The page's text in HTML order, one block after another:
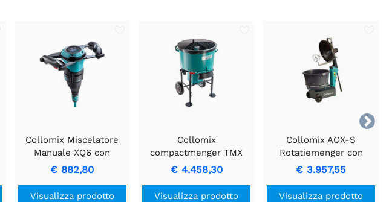

Collomix Miscelatore
Manuale XQ6 con
Motore da 1750W e
Attacco Miscelatore
MK160 HF
€ 882,80
Visualizza prodotto
Collomix
compactmenger TMX
1500 - Miscelatore
Efficiente e Affidabile
€ 4.458,30
Visualizza prodotto
Collomix AOX-S
Rotatiemenger con
capacità di 40L e
raschia bordo.
€ 3.957,55
Visualizza prodotto